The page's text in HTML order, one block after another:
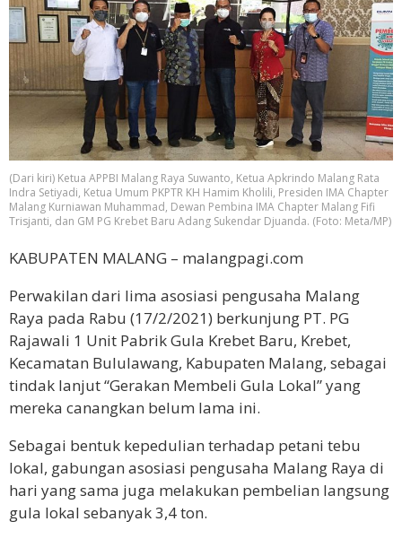
(Dari kiri) Ketua APPBI Malang Raya Suwanto, Ketua Apkrindo Malang Rata
Indra Setiyadi, Ketua Umum PKPTR KH Hamim Kholili, Presiden IMA Chapter
Malang Kurniawan Muhammad, Dewan Pembina IMA Chapter Malang Fifi
Trisjanti, dan GM PG Krebet Baru Adang Sukendar Djuanda. (Foto: Meta/MP)
KABUPATEN MALANG – malangpagi.com
Perwakilan dari lima asosiasi pengusaha Malang
Raya pada Rabu (17/2/2021) berkunjung PT. PG
Rajawali 1 Unit Pabrik Gula Krebet Baru, Krebet,
Kecamatan Bululawang, Kabupaten Malang, sebagai
tindak lanjut“Gerakan Membeli Gula Lokal” yang
mereka canangkan belum lama ini.
Sebagai bentuk kepedulian terhadap petani tebu
lokal, gabungan asosiasi pengusaha Malang Raya di
hari yang sama juga melakukan pembelian langsung
gula lokal sebanyak 3,4 ton.